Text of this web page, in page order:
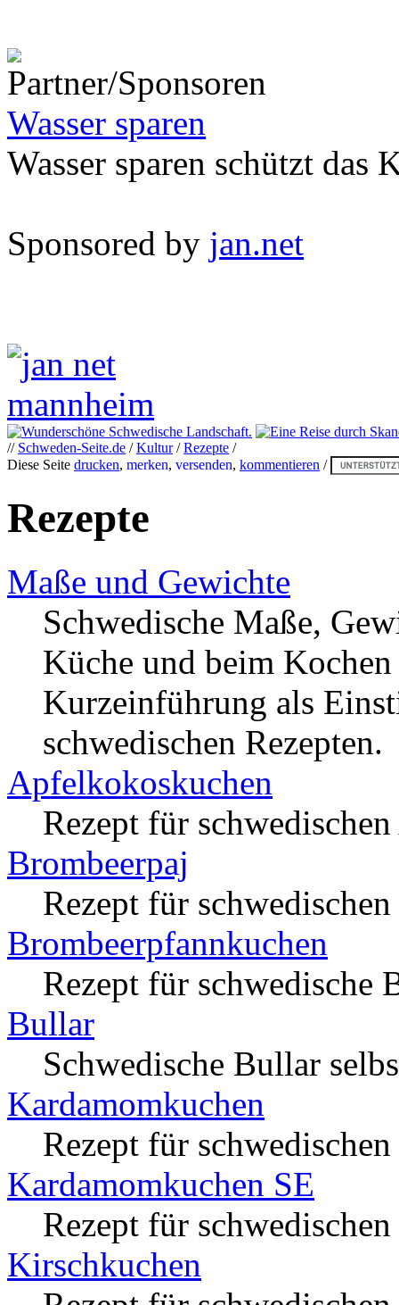
Wasser sparen
Wasser sparen schützt das
Sponsored by jan.net
// Schweden-Seite.de /Kultur/Rezepte /
Diese Seite drucken, merken, versenden, kommentieren /
Rezepte
Maße und Gewichte
Schwedische Maße,
Küche und beim
Kurzeinführung als
schwedischen Rezepten.
Apfelkokoskuchen
Rezept für
Brombeerpaj
Rezept für
Brombeerpfannkuchen
Rezept für schwedische
Bullar
Schwedische Bullar
Kardamomkuchen
Rezept für
Kardamomkuchen SE
Rezept für
Kirschkuchen